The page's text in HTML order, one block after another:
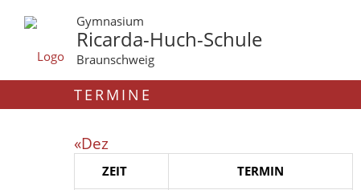
Gymnasium
Ricarda-Huch-Schule
Braunschweig
TERMINE
«Dez
ZEIT TERMIN